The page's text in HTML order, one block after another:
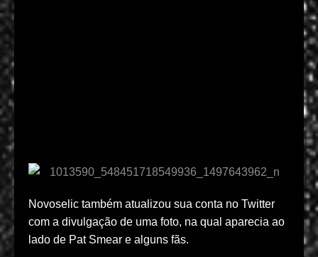
Novoselic também atualizou sua conta no Twitter
com a divulgação de uma foto, na qual aparecia ao
lado de Pat Smear e alguns fãs.